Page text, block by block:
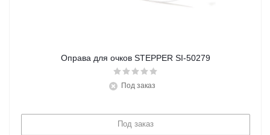
Оправа для очков STEPPER SI-50279
Под заказ
Под заказ